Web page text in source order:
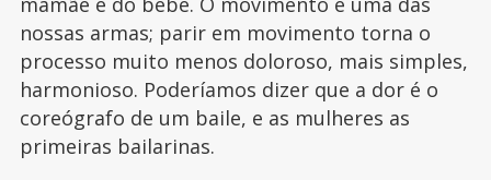
nossas armas; parir em movimento torna o
processo muito menos doloroso, mais simples,
harmonioso. Poderíamos dizer que a dor é o
coreógrafo de um baile, e as mulheres as
primeiras bailarinas.